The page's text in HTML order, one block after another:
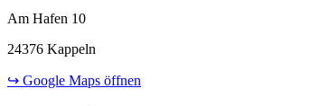
Am Hafen 10
24376 Kappeln
↪ Google Maps öffnen